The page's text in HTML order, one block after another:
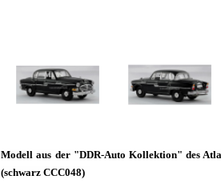
Modell aus der "DDR-Auto Kollektion" des
(schwarz CCC048)